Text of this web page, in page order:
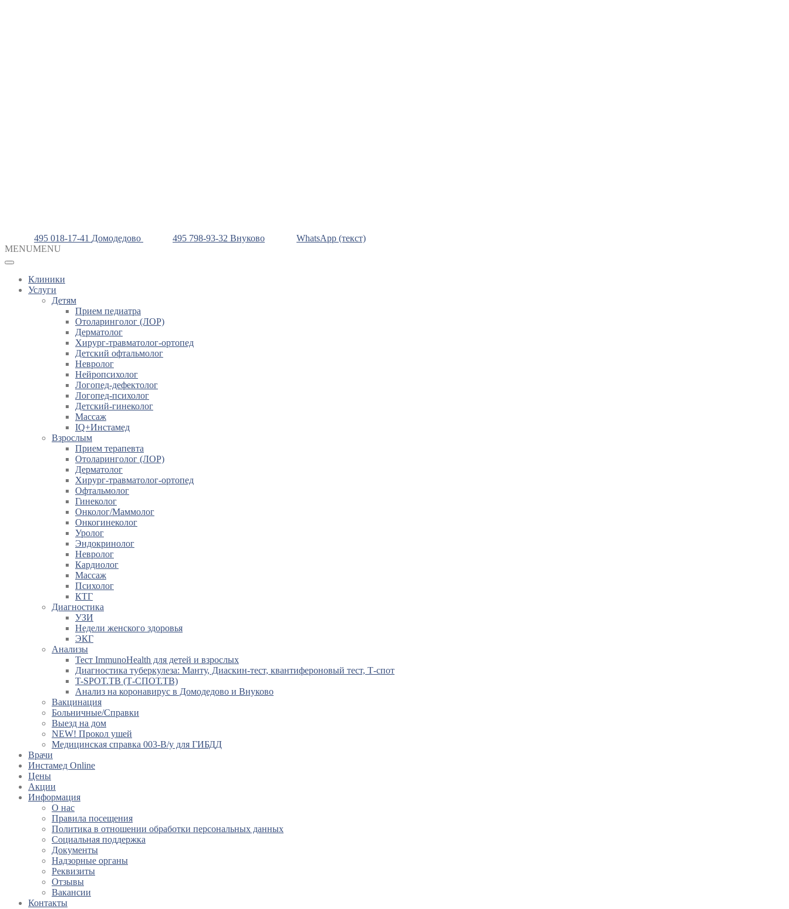
495 018-17-41 Домодедово 495 798-93-32 Внуково
WhatsApp (текст)
MENUMENU
Клиники
Услуги
Детям
Прием педиатра
Отоларинголог (ЛОР)
Дерматолог
Хирург-травматолог-ортопед
Детский офтальмолог
Невролог
Нейропсихолог
Логопед-дефектолог
Логопед-психолог
Детский-гинеколог
Массаж
IQ+Инстамед
Взрослым
Прием терапевта
Отоларинголог (ЛОР)
Дерматолог
Хирург-травматолог-ортопед
Офтальмолог
Гинеколог
Онколог/Маммолог
Онкогинеколог
Уролог
Эндокринолог
Невролог
Кардиолог
Массаж
Психолог
КТГ
Диагностика
УЗИ
Недели женского здоровья
ЭКГ
Анализы
Тест ImmunoHealth для детей и взрослых
Диагностика туберкулеза: Манту, Диаскин-тест, квантифероновый тест, Т-спот
T-SPOT.TB (Т-СПОТ.ТВ)
Анализ на коронавирус в Домодедово и Внуково
Вакцинация
Больничные/Справки
Выезд на дом
NEW! Прокол ушей
Медицинская справка 003-В/у для ГИБДД
Врачи
Инстамед Online
Цены
Акции
Информация
О нас
Правила посещения
Политика в отношении обработки персональных данных
Социальная поддержка
Документы
Надзорные органы
Реквизиты
Отзывы
Вакансии
Контакты